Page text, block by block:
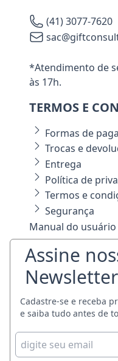
(41) 3077-7620
*Atendimento de
às 17h.
TERMOS E
Formas de
Trocas e
Entrega
Política de
Termos e
Segurança
Manual do usuário
Assine
Newsletter
Cadastre-se e receba
e saiba tudo antes de